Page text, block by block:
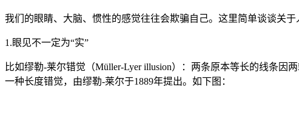
我们的眼睛、大脑、惯性的感觉往往会欺骗自己。这里简单谈谈关
1.眼见不一定为“实”
比如缪勒-莱尔错觉（Müller-Lyer illusion）：两条原本等长的线条
一种长度错觉，由缪勒-莱尔于1889年提出。如下图：